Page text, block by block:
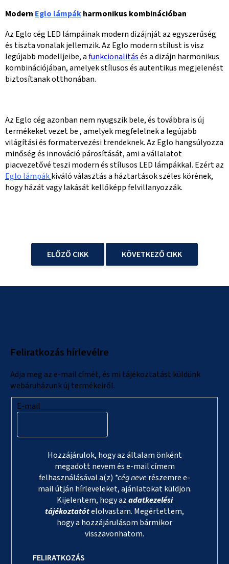
Modern Eglo lámpákharmonikus kombinációban
Az Eglo cég LED lámpáinak modern dizájnját az egyszerűség
és tiszta vonalak jellemzik. Az Eglo modern stílust is visz
legújabb modelljeibe, afunkcionalitásés a dizájn harmonikus
kombinációjában, amelyek stílusos és autentikus megjelenést
biztosítanak otthonában.
Az Eglo cég azonban nem nyugszik bele, és továbbra is új
termékeket vezet be , amelyek megfelelnek a legújabb
világítási és formatervezési trendeknek. Az Eglo hangsúlyozza
minőség és innováció párosítását, ami a vállalatot
piacvezetővé teszi modern és stílusos LED lámpákkal. Ezért az
Eglo lámpákkiváló választás a háztartások széles körének,
hogy házát vagy lakását kellőképp felvillanyozzák.
ELŐZŐ CIKK KÖVETKEZŐ CIKK
Feliratkozás hírlevélre
Adja meg az e-mail címét, és mi tájékoztatást küldünk
webáruházunk új termékeiről.
E-mail
Hozzájárulok, hogy az általam önként
megadott nevem és e-mail címem
felhasználásával a(z) *cég neverészemre e-
mail útján hírleveleket, ajánlatokat küldjön.
Kijelentem, hogy azadatkezelési
tájékoztatótelolvastam. Megértettem,
hogy a hozzájárulásom bármikor
visszavonhatom.
FELIRATKOZÁS